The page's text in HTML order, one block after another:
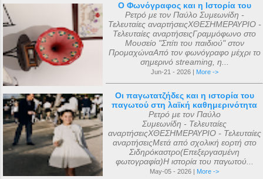
Ο Φωνόγραφος και η Ιστορία του
Ρετρό με τον Παύλο Συμεωνίδη -
Τελευταίες αναρτήσειςΧΘΕΣΗΜΕΡΑΥΡΙΟ -
Τελευταίες αναρτήσειςΓραμμόφωνο στο
Μουσείο "Σπίτι του παιδιού" στον
ΠρομαχώναΑπό τον φωνόγραφο μέχρι το
σημερινό streaming, η...
Jun-21 - 2026 | More ->
Οι παγωτατζήδες και η ιστορία του
παγωτού στη λαϊκή καθημερινότητα
Ρετρό με τον Παύλο
Συμεωνίδη - Τελευταίες
αναρτήσειςΧΘΕΣΗΜΕΡΑΥΡΙΟ - Τελευταίες
αναρτήσειςΜετά από σχολική εορτή στο
Σιδηρόκαστρο(Επεξεργασμένη
φωτογραφία)Η ιστορία του παγωτού...
May-05 - 2026 | More ->